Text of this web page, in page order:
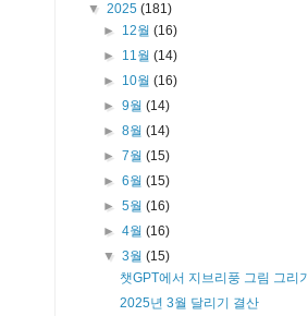
▼ 2025 (181)
► 12월(16)
► 11월(14)
► 10월(16)
►9월(14)
►8월(14)
►7월(15)
►6월(15)
►5월(16)
►4월(16)
▼3월(15)
챗GPT에서 지브리풍 그림 그리기
2025년 3월 달리기 결산